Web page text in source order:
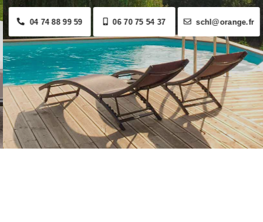
04 74 88 99 59 06 70 75 54 37 schl@orange.fr